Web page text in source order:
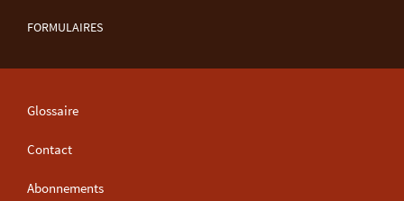
FORMULAIRES
Glossaire
Contact
Abonnements